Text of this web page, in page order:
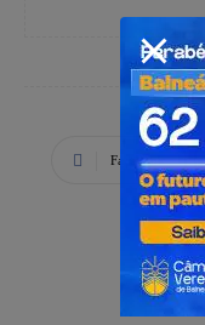
Facebook